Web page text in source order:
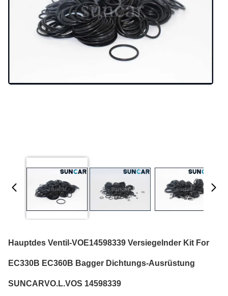
Hauptdes Ventil-VOE14598339 Versiegelnder Kit For
EC330B EC360B Bagger Dichtungs-Ausrüstung
SUNCARVO.L.VOS 14598339